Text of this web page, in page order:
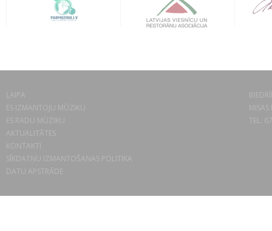
LAIPA
ES IZMANTOJU MŪZIKU
ES RADU MŪZIKU
AKTUALITĀTES
KONTAKTI
SĪKDATŅU IZMANTOŠANAS POLITIKA
DATU APSTRĀDE
TEL.